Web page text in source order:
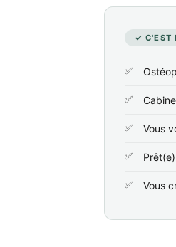
✓ C'EST
Vous
Vous